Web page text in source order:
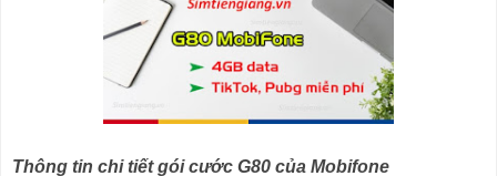
Thông tin chi tiết gói cước G80 của Mobifone